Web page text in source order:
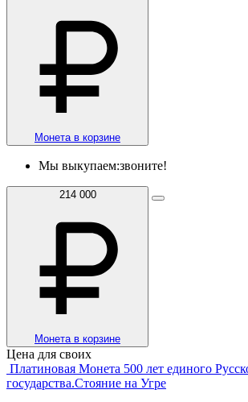
Монета в корзине
Мы выкупаем:звоните!
214 000
Монета в корзине
Цена для своих
Платиновая Монета 500 лет единого
государства.Стояние на Угре